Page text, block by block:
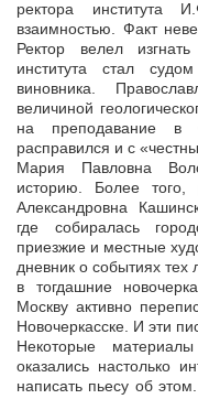
ректора
взаимностью. Факт
Ректор велел
института стал
виновника.
величиной
на преподавание в
расправился и с
Мария Павловна
историю. Более
Александровна
где собиралась
приезжие и местные
дневник о событиях
в тогдашние
Москву активно
Новочеркасске. И эти
Некоторые
оказались настолько
написать пьесу об